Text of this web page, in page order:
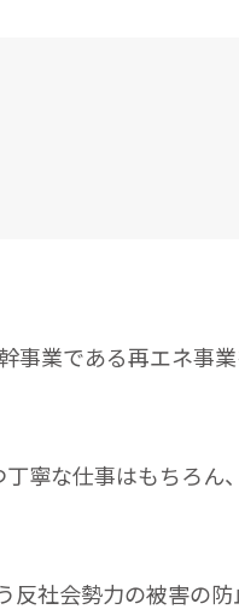
事業である再エネ事
寧な仕事はもちろん
反社会勢力の被害の